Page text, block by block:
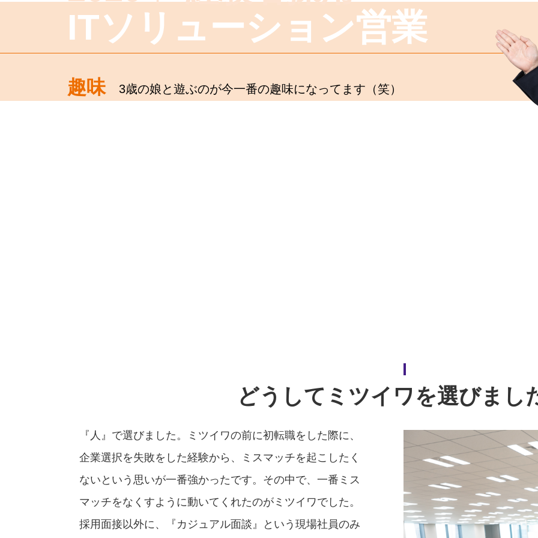
ITソリューション営業
趣味 3歳の娘と遊ぶのが今一番の趣味になってます（笑）
どうしてミツイワを選びまし
『人』で選びました。ミツイワの前に初転職をした際に、
企業選択を失敗をした経験から、ミスマッチを起こしたく
ないという思いが一番強かったです。その中で、一番ミス
マッチをなくすように動いてくれたのがミツイワでした。
採用面接以外に、『カジュアル面談』という現場社員のみ